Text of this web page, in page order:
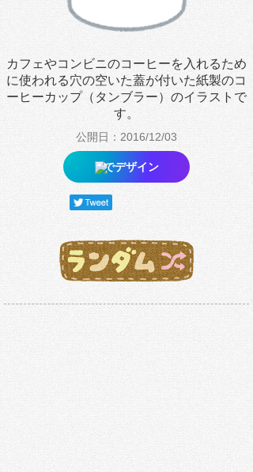
カフェやコンビニのコーヒーを入れるため
に使われる穴の空いた蓋が付いた紙製のコ
ーヒーカップ（タンブラー）のイラストで
す。
公開日：2016/12/03
でデザイン